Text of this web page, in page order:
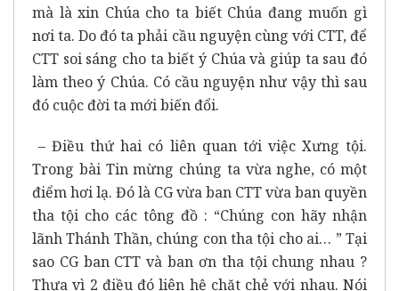
mà là xin Chúa cho ta biết Chúa đang muốn gì
nơi ta. Do đó ta phải cầu nguyện cùng với CTT, để
CTT soi sáng cho ta biết ý Chúa và giúp ta sau đó
làm theo ý Chúa. Có cầu nguyện như vậy thì sau
đó cuộc đời ta mới biến đổi.
– Điều thứ hai có liên quan tới việc Xưng tội.
Trong bài Tin mừng chúng ta vừa nghe, có một
điểm hơi lạ. Đó là CG vừa ban CTT vừa ban quyền
tha tội cho các tông đồ : “Chúng con hãy nhận
lãnh Thánh Thần, chúng con tha tội cho ai… ” Tại
sao CG ban CTT và ban ơn tha tội chung nhau ?
Thưa vì 2 điều đó liên hệ chặt chẻ với nhau. Nói